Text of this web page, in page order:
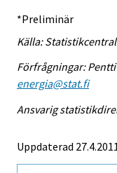
*Preliminär
Källa:
Förfrågningar: Pentti
energia@stat.fi
Ansvarig
Uppdaterad